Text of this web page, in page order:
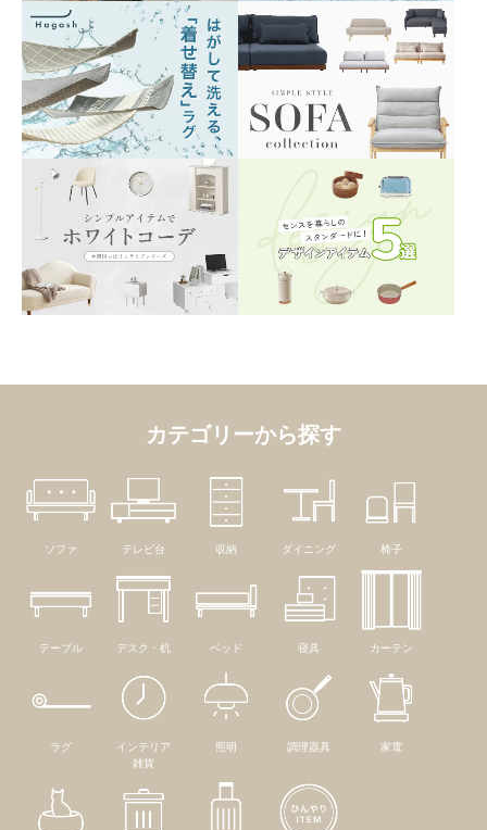
カテゴリーから探す
ソファ テレビ台 収納 ダイニング 椅子
テーブル デスク・机 ベッド 寝具 カーテン
ラグ
インテリア
雑貨
照明 調理器具 家電